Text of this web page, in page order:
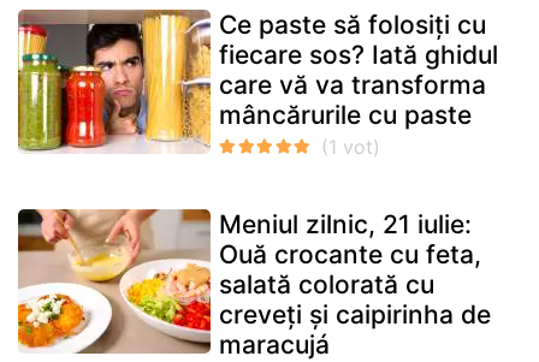
Ce paste să folosiți cu
fiecare sos? Iată ghidul
care vă va transforma
mâncărurile cu paste
Meniul zilnic, 21 iulie:
Ouă crocante cu feta,
salată colorată cu
creveți și caipirinha de
maracujá